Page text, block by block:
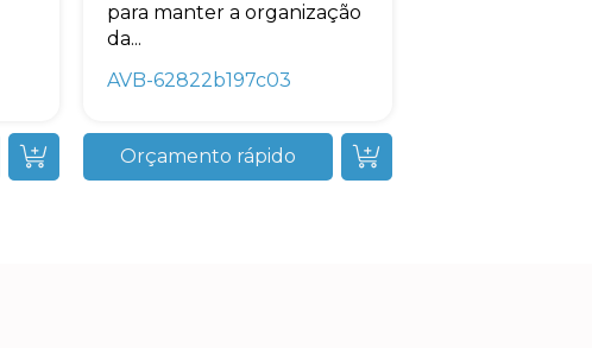
para manter a organização
da...
AVB-62822b197c03
Orçamento rápido